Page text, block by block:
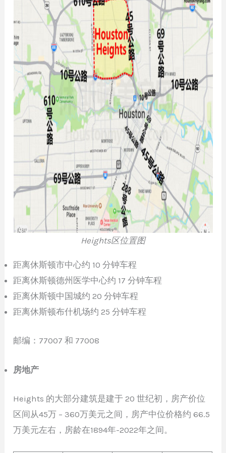
Heights区位置图
距离休斯顿市中心约 10 分钟车程
距离休斯顿德州医学中心约 17 分钟车程
距离休斯顿中国城约 20 分钟车程
距离休斯顿布什机场约 25 分钟车程
邮编：77007 和 77008
房地产
Heights 的大部分建筑是建于 20 世纪初，房产价位
区间从45万 – 360万美元之间，房产中位价格约 66.5
万美元左右，房龄在1894年-2022年之间。